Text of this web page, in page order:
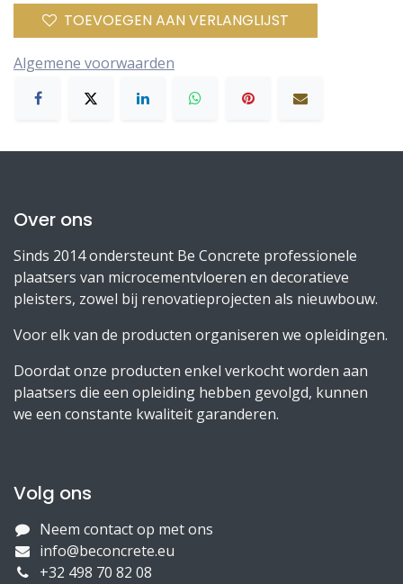
TOEVOEGEN AAN VERLANGLIJST
Algemene voorwaarden
Over ons
Sinds 2014 ondersteunt Be Concrete professionele
plaatsers van microcementvloeren en decoratieve
pleisters, zowel bij renovatieprojecten als nieuwbouw.
Voor elk van de producten organiseren we opleidingen.
Doordat onze producten enkel verkocht worden aan
plaatsers die een opleiding hebben gevolgd, kunnen
we een constante kwaliteit garanderen.
Volg ons
Neem contact op met ons
info@beconcrete.eu
+32 498 70 82 08